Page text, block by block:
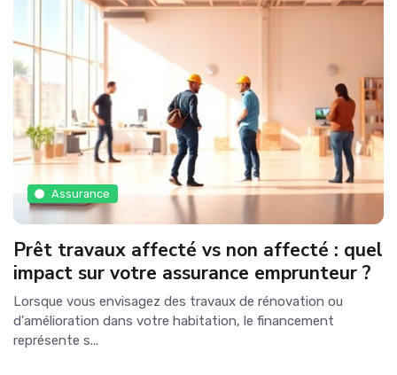
Assurance
Prêt travaux affecté vs non affecté : quel
impact sur votre assurance emprunteur ?
Lorsque vous envisagez des travaux de rénovation ou
d'amélioration dans votre habitation, le financement
représente s...